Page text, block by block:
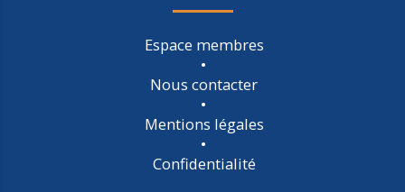
Espace membres
Nous contacter
Mentions légales
Confidentialité